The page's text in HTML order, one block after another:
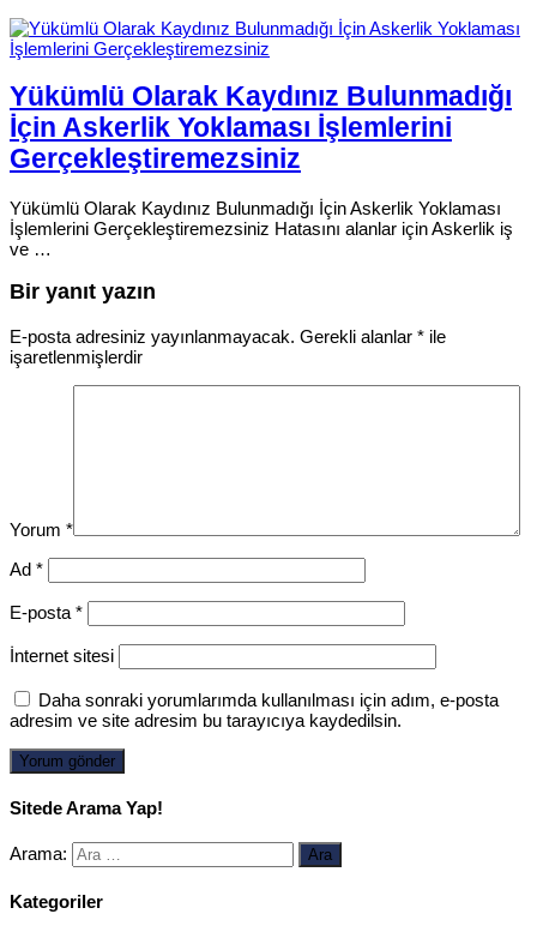
Yükümlü Olarak Kaydınız Bulunmadığı
İçin Askerlik Yoklaması İşlemlerini
Gerçekleştiremezsiniz
Yükümlü Olarak Kaydınız Bulunmadığı İçin Askerlik Yoklaması
İşlemlerini Gerçekleştiremezsiniz Hatasını alanlar için Askerlik iş
ve …
Bir yanıt yazın
E-posta adresiniz yayınlanmayacak. Gerekli alanlar * ile
işaretlenmişlerdir
Yorum *
Ad *
E-posta *
İnternet sitesi
Daha sonraki yorumlarımda kullanılması için adım, e-posta
adresim ve site adresim bu tarayıcıya kaydedilsin.
Sitede Arama Yap!
Arama:
Kategoriler